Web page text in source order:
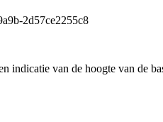
2d57ce2255c8
indicatie van de hoogte van de